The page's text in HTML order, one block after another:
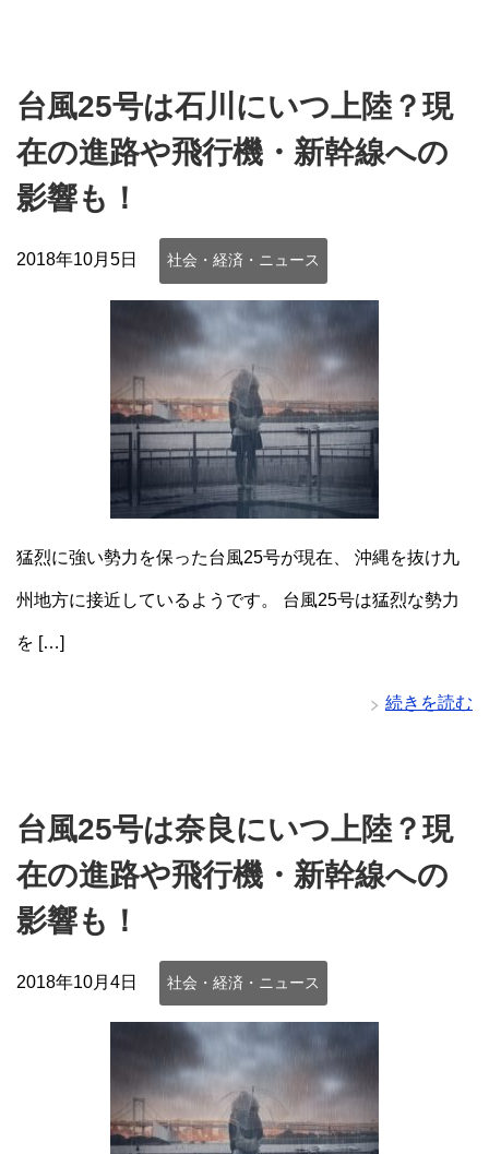
台風25号は石川にいつ上陸？現
在の進路や飛行機・新幹線への
影響も！
2018年10月5日 社会・経済・ニュース
猛烈に強い勢力を保った台風25号が現在、 沖縄を抜け九
州地方に接近しているようです。 台風25号は猛烈な勢力
を […]
続きを読む
台風25号は奈良にいつ上陸？現
在の進路や飛行機・新幹線への
影響も！
2018年10月4日 社会・経済・ニュース